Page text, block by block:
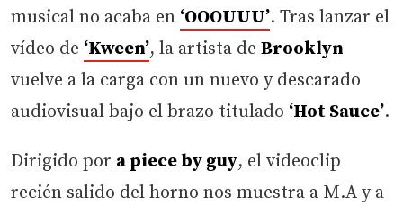
musical no acaba en ‘OOOUUU’. Tras lanzar el
vídeo de ‘Kween’, la artista de Brooklyn
vuelve a la carga con un nuevo y descarado
audiovisual bajo el brazo titulado ‘Hot Sauce’.
Dirigido por a piece by guy, el videoclip
recién salido del horno nos muestra a M.A y a